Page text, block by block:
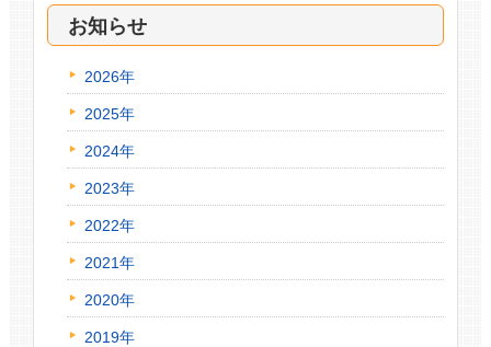
お知らせ
2026年
2025年
2024年
2023年
2022年
2021年
2020年
2019年